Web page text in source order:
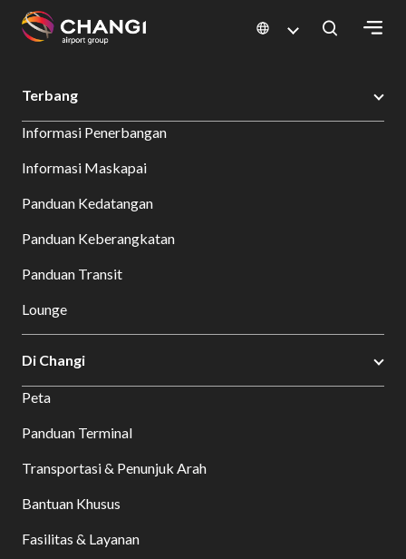
Changi
Language
Changi Airport Bersantap dan Belanja Direktori Toko Shop Detail
Terbang
Informasi Penerbangan
Informasi Maskapai
Panduan Kedatangan
Panduan Keberangkatan
Panduan Transit
Lounge
Di Changi
Peta
Panduan Terminal
Transportasi & Penunjuk Arah
Bantuan Khusus
Fasilitas & Layanan